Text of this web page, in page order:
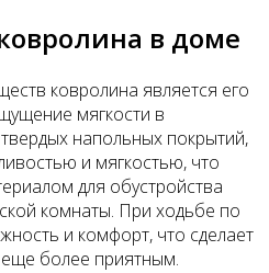
в доме
ковролина является его
мягкости в
напольных покрытий,
и мягкостью, что
для обустройства
комнаты. При ходьбе по
и комфорт, что сделает
более приятным.